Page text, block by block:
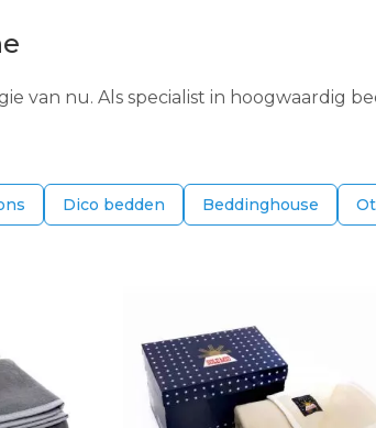
van nu. Als specialist in hoogwaardig
Dico bedden Beddinghouse